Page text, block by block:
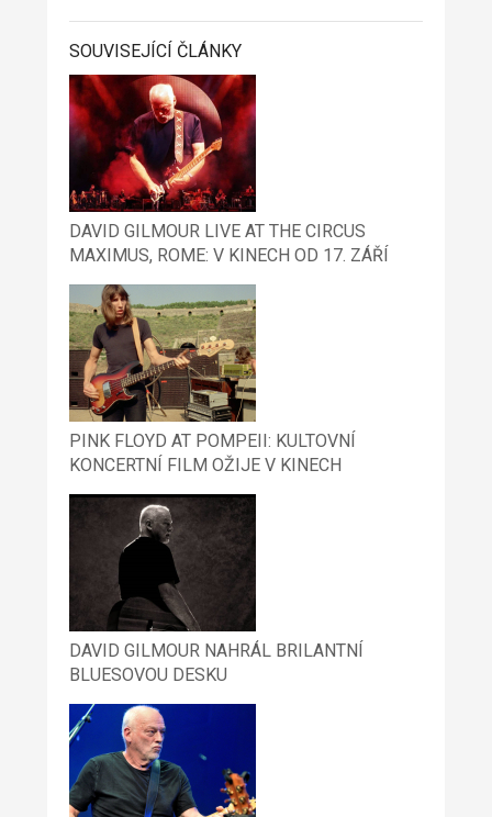
SOUVISEJÍCÍ ČLÁNKY
DAVID GILMOUR LIVE AT THE CIRCUS
MAXIMUS, ROME: V KINECH OD 17. ZÁŘÍ
PINK FLOYD AT POMPEII: KULTOVNÍ
KONCERTNÍ FILM OŽIJE V KINECH
DAVID GILMOUR NAHRÁL BRILANTNÍ
BLUESOVOU DESKU